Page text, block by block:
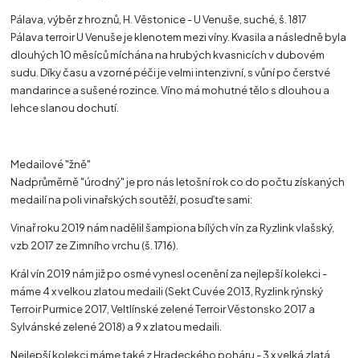
Pálava, výběr z hroznů, H. Věstonice - U Venuše, suché, š. 1817
Pálava terroir U Venuše je klenotem mezi víny. Kvasila a následně byla
dlouhých 10 měsíců míchána na hrubých kvasnicích v dubovém
sudu. Díky času a vzorné péči je velmi intenzivní, s vůní po čerstvé
mandarince a sušené rozince. Víno má mohutné tělo s dlouhou a
lehce slanou dochutí.
Medailové "žně"
Nadprůměrně "úrodný" je pro nás letošní rok co do počtu získaných
medailí na poli vinařských soutěží, posuďte sami:
Vinař roku 2019 nám nadělil šampiona bílých vín za Ryzlink vlašský,
vzb 2017 ze Zimního vrchu (š. 1716).
Král vín 2019 nám již po osmé vynesl ocenění za nejlepší kolekci -
máme 4 x velkou zlatou medaili (Sekt Cuvée 2013, Ryzlink rýnský
Terroir Purmice 2017, Veltlínské zelené Terroir Věstonsko 2017 a
Sylvánské zelené 2018) a 9 x zlatou medaili.
Nejlepší kolekci máme také z Hradeckého poháru - 3 x velká zlatá